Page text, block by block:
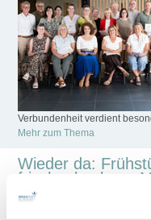
Verbundenheit verdient
Mehr zum Thema
Wieder da:
frischgebackene